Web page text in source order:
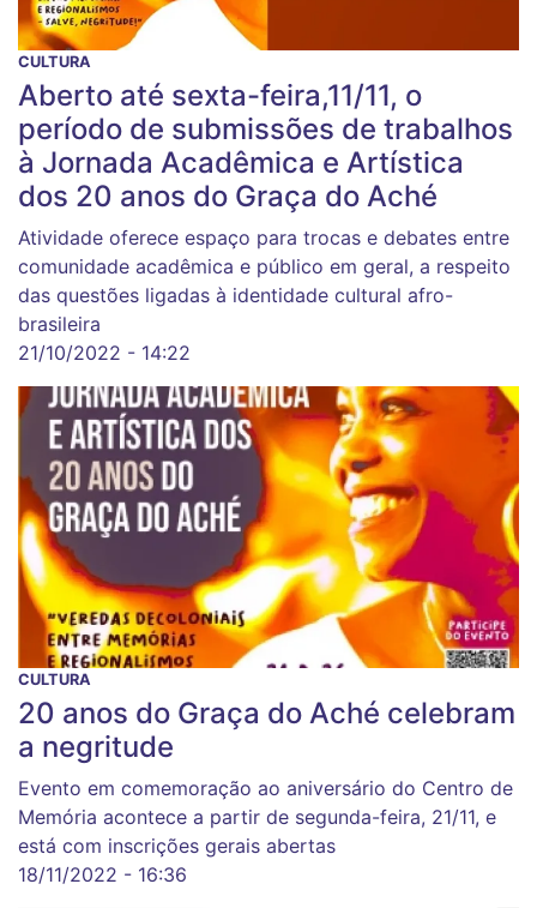
CULTURA
Aberto até sexta-feira,11/11, o
período de submissões de trabalhos
à Jornada Acadêmica e Artística
dos 20 anos do Graça do Aché
Atividade oferece espaço para trocas e debates entre
comunidade acadêmica e público em geral, a respeito
das questões ligadas à identidade cultural afro-
brasileira
21/10/2022 - 14:22
CULTURA
20 anos do Graça do Aché celebram
a negritude
Evento em comemoração ao aniversário do Centro de
Memória acontece a partir de segunda-feira, 21/11, e
está com inscrições gerais abertas
18/11/2022 - 16:36